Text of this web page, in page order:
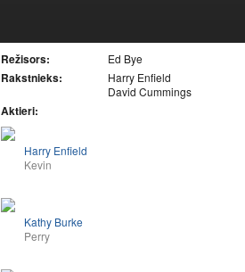
Režisors: Ed Bye
Rakstnieks:
Harry Enfield
David Cummings
Aktieri:
Harry Enfield
Kevin
Kathy Burke
Perry